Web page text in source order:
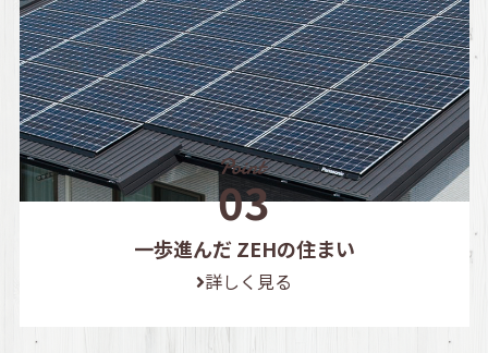
一歩進んだ ZEHの住まい
詳しく見る